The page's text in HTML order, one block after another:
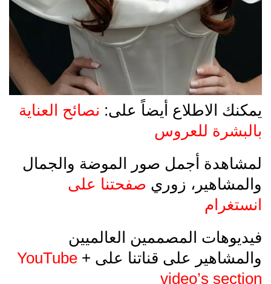
يمكنك الاطلاع أيضاً على: نصائح العناية
بالبشرة للعروس
لمشاهدة أجمل صور الموضة والجمال
والمشاهير، زوري صفحتنا على
انستغرام
فيديوهات المصممين العالميين
والمشاهير على قناتنا على
YouTube +
video’s section